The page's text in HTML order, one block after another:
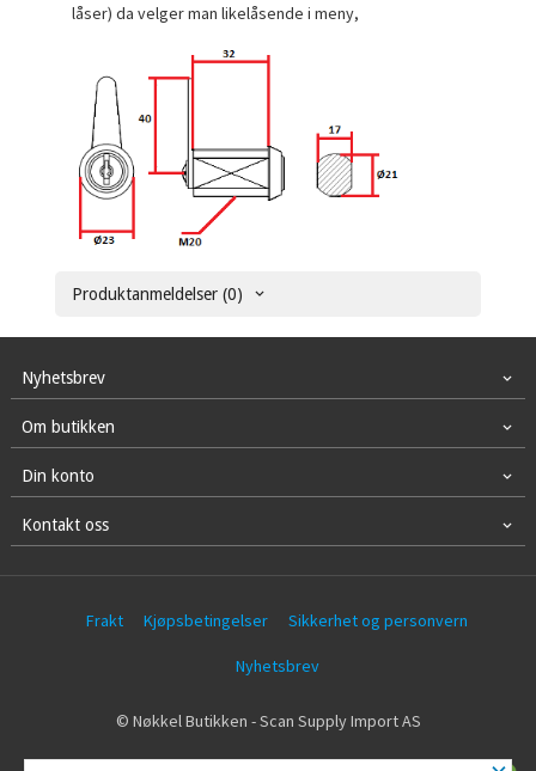
låser) da velger man likelåsende i meny,
Produktanmeldelser (0)
Nyhetsbrev
Om butikken
Din konto
Kontakt oss
Frakt Kjøpsbetingelser Sikkerhet og personvern
Nyhetsbrev
© Nøkkel Butikken - Scan Supply Import AS